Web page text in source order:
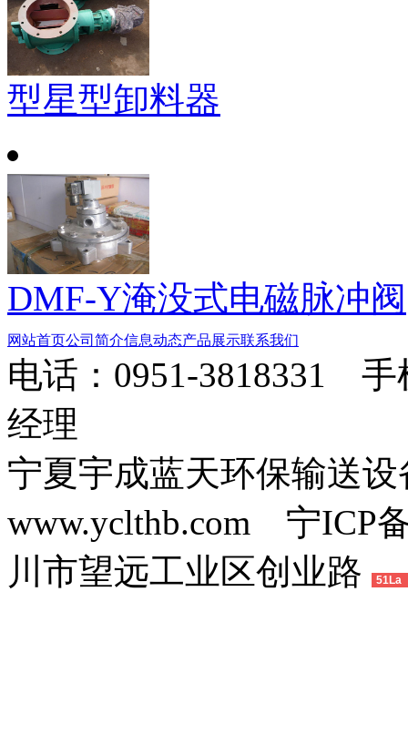
型星型卸料器
DMF-Y淹没式电磁脉冲阀
网站首页公司简介信息动态产品展示联系我们
电话：0951-3818331 手
经理
宁夏宇成蓝天环保输送
www.yclthb.com 宁ICP
川市望远工业区创业路
51La